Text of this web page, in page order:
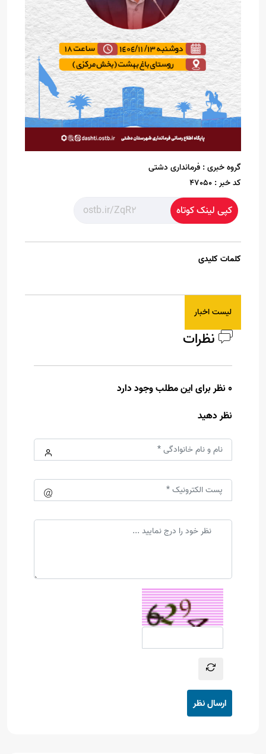
گروه خبری : فرمانداری دشتی
کد خبر : 47050
کپی لینک کوتاه
کلمات کلیدی
لیست اخبار
نظرات
0 نظر برای این مطلب وجود دارد
نظر دهید
ارسال نظر